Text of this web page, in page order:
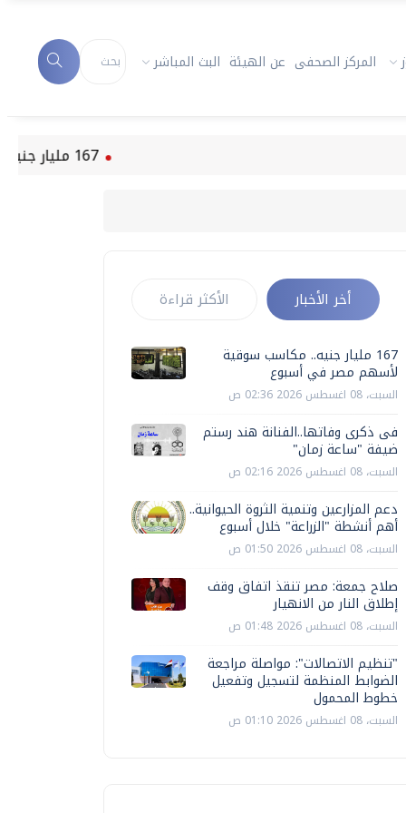
المركز الصحفى عن الهيئة البث المباشر
أخر الأخبار الأكثر قراءة
167 مليار جنيه.. مكاسب سوقية
لأسهم مصر في أسبوع
السبت، 08 اغسطس 2026 02:36 ص
فى ذكرى وفاتها..الفنانة هند رستم
ضيفة "ساعة زمان"
السبت، 08 اغسطس 2026 02:16 ص
دعم المزارعين وتنمية الثروة الحيوانية..
أهم أنشطة "الزراعة" خلال أسبوع
السبت، 08 اغسطس 2026 01:50 ص
صلاح جمعة: مصر تنقذ اتفاق وقف
إطلاق النار من الانهيار
السبت، 08 اغسطس 2026 01:48 ص
"تنظيم الاتصالات": مواصلة مراجعة
الضوابط المنظمة لتسجيل وتفعيل
خطوط المحمول
السبت، 08 اغسطس 2026 01:10 ص